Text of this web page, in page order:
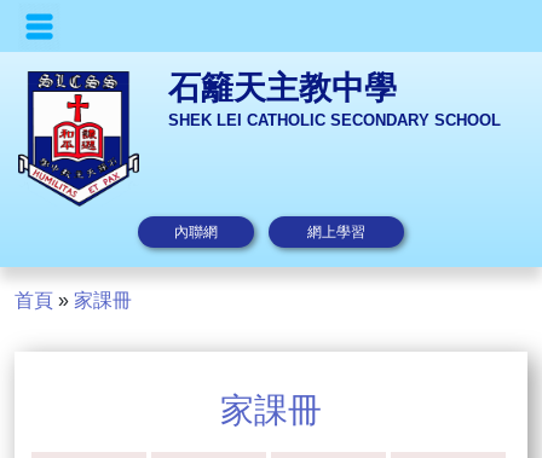
石籬天主教中學
SHEK LEI CATHOLIC SECONDARY SCHOOL
內聯網 網上學習
首頁 » 家課冊
家課冊